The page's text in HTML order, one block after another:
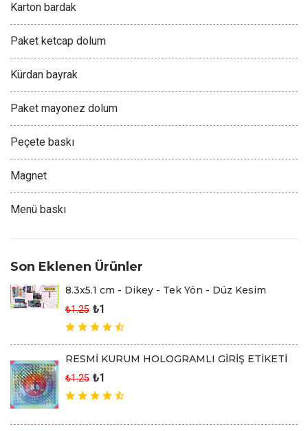
Karton bardak
Paket ketcap dolum
Kürdan bayrak
Paket mayonez dolum
Peçete baskı
Magnet
Menü baskı
Son Eklenen Ürünler
8.3x5.1 cm - Dikey - Tek Yön - Düz Kesim
₺1.25 ₺1
RESMİ KURUM HOLOGRAMLI GİRİŞ ETİKETİ
₺1.25 ₺1